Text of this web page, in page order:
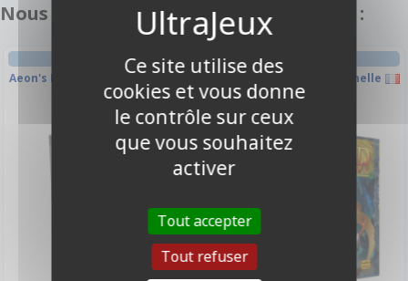
Nous vous recommandons également :
DECK-BUILDING
Aeon's End - Les Profondeurs Aeon's End : Guerre Éternelle
-10%
Ce site utilise des
cookies et vous donne
le contrôle sur ceux
que vous souhaitez
activer
Tout accepter
Tout refuser